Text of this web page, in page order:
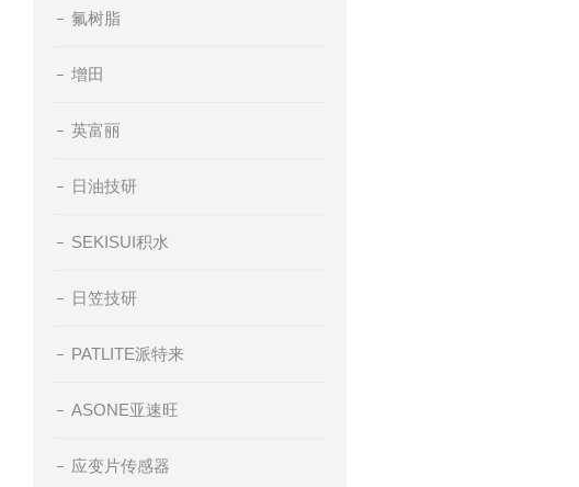
氟树脂
增田
英富丽
日油技研
SEKISUI积水
日笠技研
PATLITE派特来
ASONE亚速旺
应变片传感器